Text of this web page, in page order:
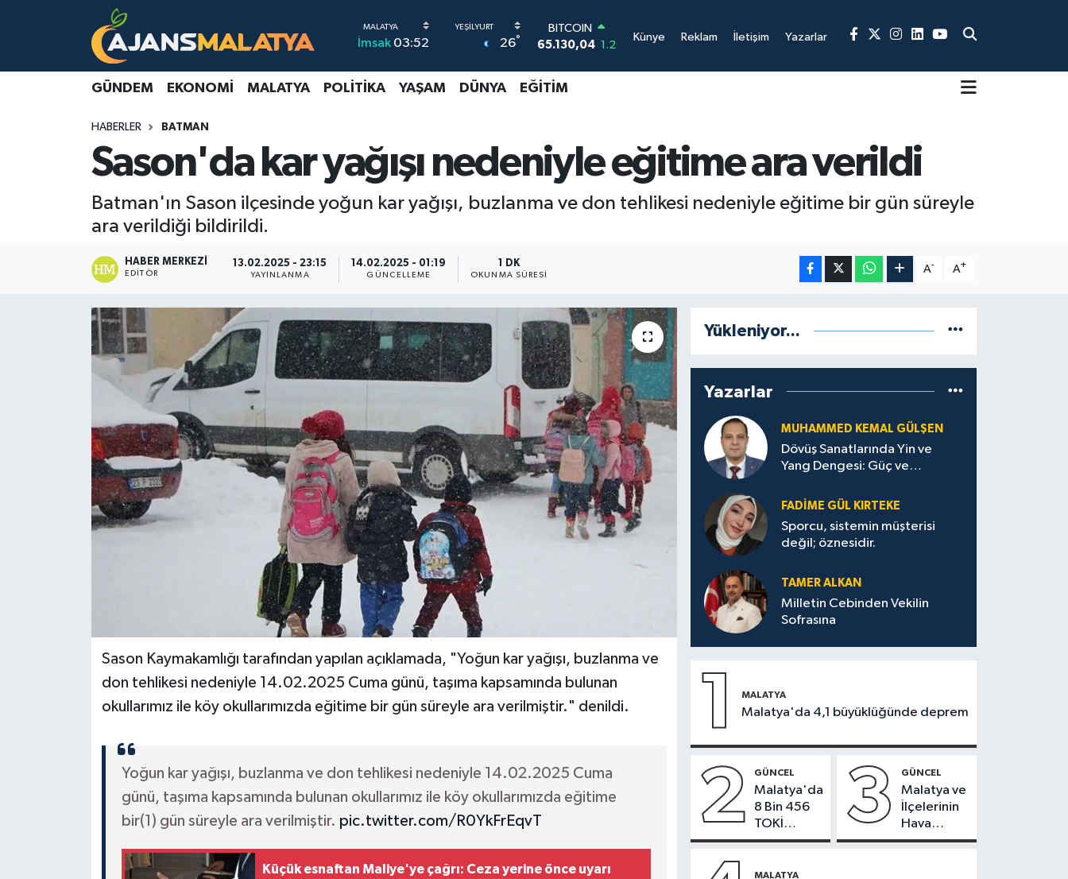
İmsak03:52 26°
BITCOIN
65.130,04 1.2
47,7106
EURO
64,4046
GRAM ALTIN
6648.99
2.59
BİST100
13.773 -19
Künye Reklam İletişim Yazarlar
GÜNDEM EKONOMI MALATYA POLITIKA YAŞAM DÜNYA EĞITIM
HABERLER BATMAN
Sason'da kar yağışı nedeniyle eğitime ara verildi
Batman'ın Sason ilçesinde yoğun kar yağışı, buzlanma ve don tehlikesi nedeniyle eğitime bir gün süreyle
ara verildiği bildirildi.
HABER MERKEZI
EDITÖR
13.02.2025 - 23:15
YAYINLANMA
14.02.2025 - 01:19
GÜNCELLEME
1 DK
OKUNMA SÜRESI
A- A+
Sason Kaymakamlığı tarafından yapılan açıklamada, "Yoğun kar yağışı, buzlanma ve
don tehlikesi nedeniyle 14.02.2025 Cuma günü, taşıma kapsamında bulunan
okullarımız ile köy okullarımızda eğitime bir gün süreyle ara verilmiştir." denildi.
Yoğun kar yağışı, buzlanma ve don tehlikesi nedeniyle 14.02.2025 Cuma
günü, taşıma kapsamında bulunan okullarımız ile köy okullarımızda eğitime
bir(1) gün süreyle ara verilmiştir. pic.twitter.com/R0YkFrEqvT
Küçük esnaftan Maliye'ye çağrı: Ceza yerine önce uyarı
Yükleniyor...
Yazarlar
MUHAMMED KEMAL GÜLŞEN
Dövüş Sanatlarında Yin ve
Yang Dengesi: Güç ve
FADIME GÜL KIRTEKE
Sporcu, sistemin müşterisi
değil; öznesidir.
TAMER ALKAN
Milletin Cebinden Vekilin
Sofrasına
1 MALATYA
Malatya'da 4,1 büyüklüğünde deprem
2 GÜNCEL
Malatya'da
8 Bin 456
TOKİ
Konutunun
Bugün
3 GÜNCEL
Malatya ve
İlçelerinin
Hava
Durumu -
MALATYA
Gündem
Magazin
Teknoloji
Malatya Nöbetçi Eczaneler
TFF 3.Lig 2.Grup Puan Durumu ve Fikstür
Tüm Manşetler
Haber Arşivi